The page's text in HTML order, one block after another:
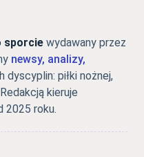
sporcie wydawany przez
newsy, analizy,
dyscyplin: piłki nożnej,
kieruje
2025 roku.